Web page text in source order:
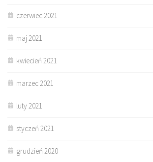
czerwiec 2021
maj 2021
kwiecień 2021
marzec 2021
luty 2021
styczeń 2021
grudzień 2020